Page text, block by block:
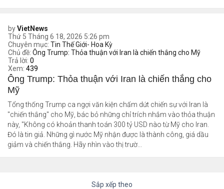
byVietNews
Thứ 5 Tháng 6 18, 2026 5:26 pm
Chuyên mục: Tin Thế Giới- Hoa Kỳ
Chủ đề: Ông Trump: Thỏa thuận với Iran là chiến thắng cho Mỹ
Trả lời: 0
Xem: 439
Ông Trump: Thỏa thuận với Iran là chiến thắng cho
Mỹ
Tổng thống Trump ca ngợi văn kiện chấm dứt chiến sự với Iran là
"chiến thắng" cho Mỹ, bác bỏ những chỉ trích nhắm vào thỏa thuận
này, "Không có khoản thanh toán 300 tỷ USD nào từ Mỹ cho Iran.
Đó là tin giả. Những gì nước Mỹ nhận được là thành công, giá dầu
giảm và chiến thắng. Hãy nhìn vào thị trườ...
Sắp xếp theo